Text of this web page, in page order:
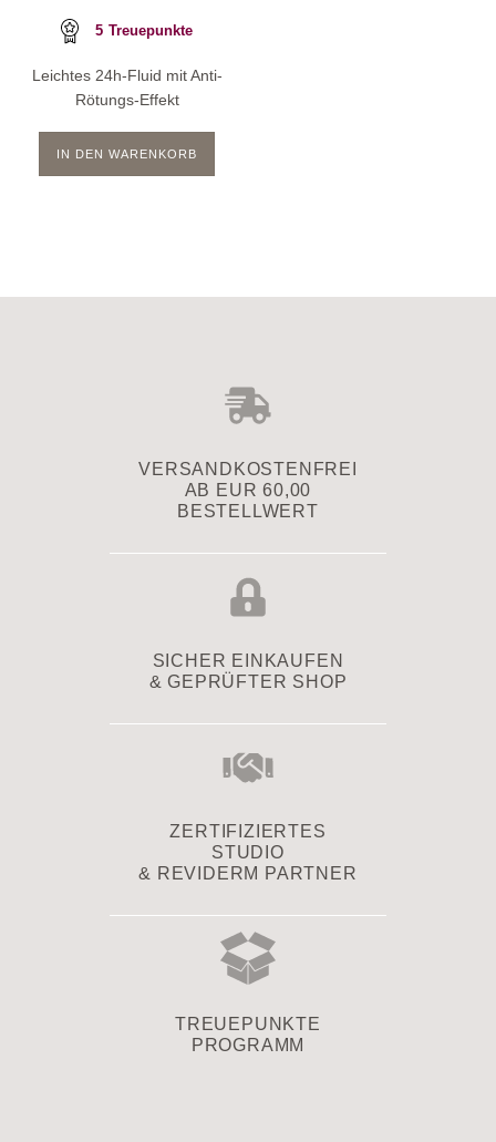
5 Treuepunkte
Leichtes 24h-Fluid mit Anti-
Rötungs-Effekt
IN DEN WARENKORB
VERSAND­KOSTENFREI
AB EUR 60,00
BESTELLWERT
SICHER EINKAUFEN
& GEPRÜFTER SHOP
ZERTIFIZIERTES
STUDIO
& REVIDERM PARTNER
TREUEPUNKTE
PROGRAMM